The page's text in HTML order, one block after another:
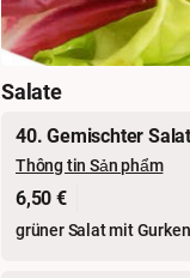
Salate
40. Gemischter Salat
Thông tin Sản phẩm
6,50 €
grüner Salat mit